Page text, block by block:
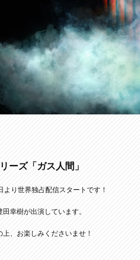
ーズ「ガス人間」
より世界独占配信スタートです！
幸樹が出演しています。
、お楽しみくださいませ！